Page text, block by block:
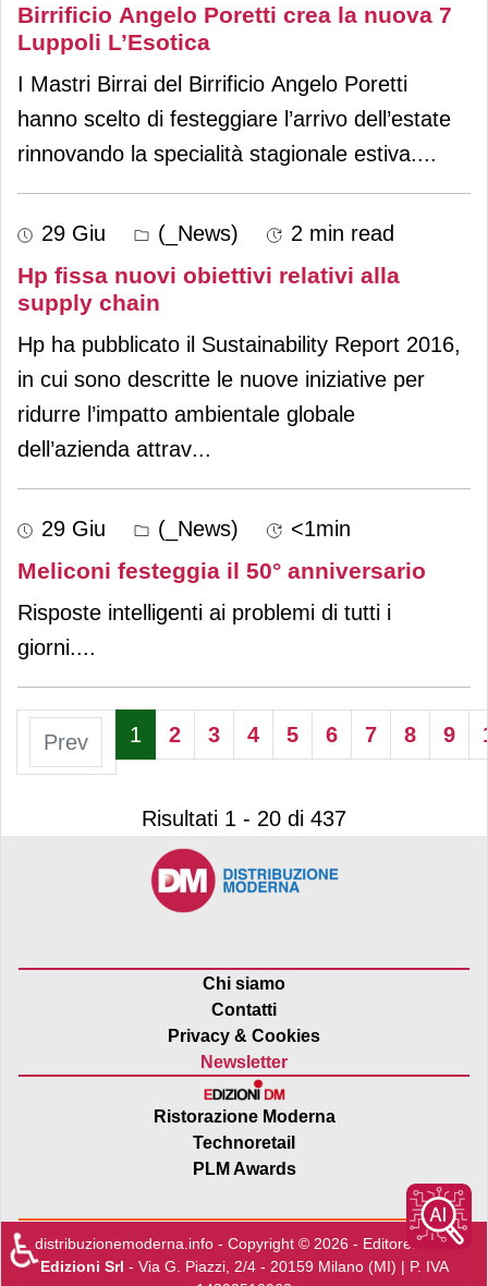
Birrificio Angelo Poretti crea la nuova 7
Luppoli L’Esotica
I Mastri Birrai del Birrificio Angelo Poretti
hanno scelto di festeggiare l’arrivo dell’estate
rinnovando la specialità stagionale estiva....
29 Giu (_News) 2 min read
Hp fissa nuovi obiettivi relativi alla
supply chain
Hp ha pubblicato il Sustainability Report 2016,
in cui sono descritte le nuove iniziative per
ridurre l’impatto ambientale globale
dell’azienda attrav...
29 Giu (_News) <1min
Meliconi festeggia il 50° anniversario
Risposte intelligenti ai problemi di tutti i
giorni....
Prev 1 2 3 4 5 6 7 8 9
Risultati 1 - 20 di 437
Chi siamo
Contatti
Privacy & Cookies
Newsletter
Ristorazione Moderna
Technoretail
PLM Awards
distribuzionemoderna.info - Copyright © 2026 - Editore:Edra
Edizioni Srl - Via G. Piazzi, 2/4 - 20159 Milano (MI) | P. IVA